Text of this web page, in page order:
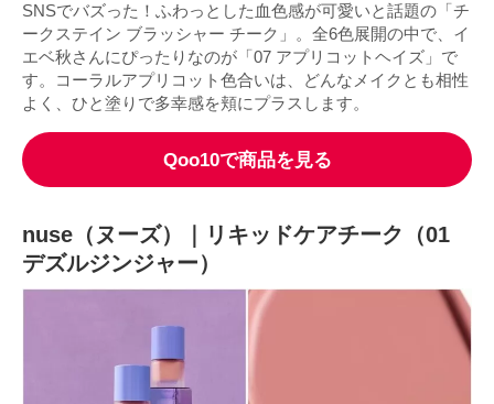
SNSでバズった！ふわっとした血色感が可愛いと話題の「チ
ークステイン ブラッシャー チーク」。全6色展開の中で、イ
エベ秋さんにぴったりなのが「07 アプリコットヘイズ」で
す。コーラルアプリコット色合いは、どんなメイクとも相性
よく、ひと塗りで多幸感を頬にプラスします。
Qoo10で商品を見る
nuse（ヌーズ）｜リキッドケアチーク（01
デズルジンジャー）